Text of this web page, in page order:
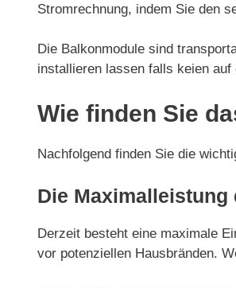
Stromrechnung, indem Sie den
Die Balkonmodule sind
installieren lassen falls keien
Wie finden Sie
Nachfolgend finden Sie die
Die
Derzeit besteht eine maximale
vor potenziellen Hausbränden.